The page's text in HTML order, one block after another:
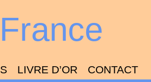
LIVRE D’OR CONTACT